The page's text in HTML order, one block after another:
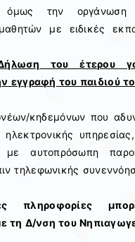
όμως την
με ειδικές
του έτερου
εγγραφή του παιδιού
κηδεμόνων που
με αυτοπρόσωπη
τηλεφωνικής
πληροφορίες
τη Δ/νση του